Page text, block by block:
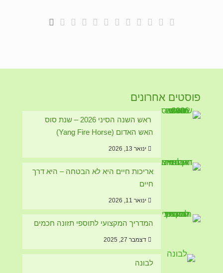
פוסטים אחרונים
ראש השנה הסיני 2026 – שנת סוס
האש האדום (Yang Fire Horse)
ינואר 13, 2026
אריכות חיים היא לא הבטחה – היא דרך
חיים
ינואר 11, 2026
המדריך המקצועי לתוספי תזונה חכמים
דצמבר 27, 2025
לבונה